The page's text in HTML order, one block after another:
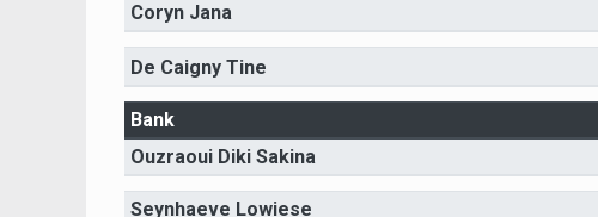
Coryn Jana
De Caigny Tine
Bank
Ouzraoui Diki Sakina
Seynhaeve Lowiese